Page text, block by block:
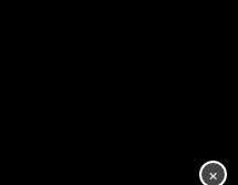
×